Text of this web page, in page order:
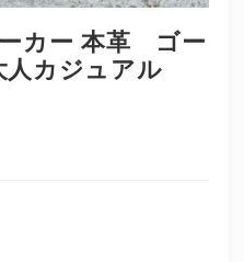
カー 本革 ゴー
カジュアル